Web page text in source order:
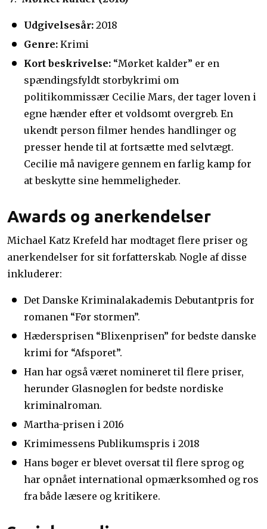
Udgivelsesår: 2018
Genre: Krimi
Kort beskrivelse: “Mørket kalder” er en
spændingsfyldt storbykrimi om
politikommissær Cecilie Mars, der tager loven i
egne hænder efter et voldsomt overgreb. En
ukendt person filmer hendes handlinger og
presser hende til at fortsætte med selvtægt.
Cecilie må navigere gennem en farlig kamp for
at beskytte sine hemmeligheder.
Awards og anerkendelser
Michael Katz Krefeld har modtaget flere priser og
anerkendelser for sit forfatterskab. Nogle af disse
inkluderer:
Det Danske Kriminalakademis Debutantpris for
romanen “Før stormen”.
Hædersprisen “Blixenprisen” for bedste danske
krimi for “Afsporet”.
Han har også været nomineret til flere priser,
herunder Glasnøglen for bedste nordiske
kriminalroman.
Martha-prisen i 2016
Krimimessens Publikumspris i 2018
Hans bøger er blevet oversat til flere sprog og
har opnået international opmærksomhed og ros
fra både læsere og kritikere.